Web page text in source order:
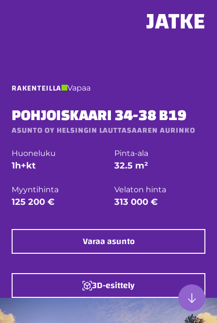
RAKENTEILLA Vapaa
POHJOISKAARI 34-38 B19
ASUNTO OY HELSINGIN LAUTTASAAREN AURINKO
Huoneluku
1h+kt
Pinta-ala
32.5 m²
Myyntihinta
125 200 €
Velaton hinta
313 000 €
Varaa asunto
3D-esittely